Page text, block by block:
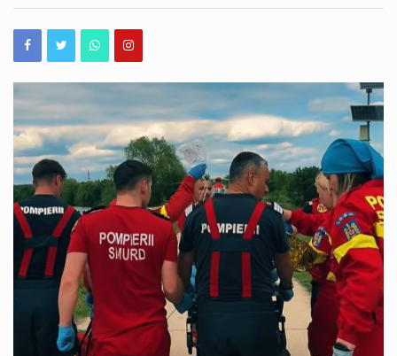
Operațiunea prin care patru barje încărcate cu aproximativ 5.000 de tone de piatră urmau să fie scufundate în Dunăre, în zona Izvoarele, pentru a contribui la creșterea debitului către Cernavodă, a fost amânată. Intervenția era programată pentru miercuri, în jurul orei 14:00, însă autoritățile au decis să o amâne după mai multe ședințe în care au fost analizate atât aspectele tehnice, cât și cele legate de siguranța operațiunii. Cele patru barje ar urma să fie amplasate două câte două, la un unghi de 105 grade, la aproximativ 70 de metri de malul stâng al Dunării, cu circa un kilometru înainte…
Noile trenuri electrice PESA urmează să intre în circulație și pe rute care leagă Capitala de Constanța, după ce, potrivit reprezentanților USR, situația care a ținut aceste rame garate timp de mai multe luni a fost deblocată. Primele trenuri electrice moderne vor circula pe ruta București Nord – Fetești – Constanța, iar începând de săptămâna viitoare este anunțată și introducerea primei rame electrice interregionale pe ruta Galați – Constanța. Potrivit informațiilor transmise, demersurile pentru deblocarea situației au fost susținute de ministrul Transporturilor, Radu Miruță, și de secretarul de stat în Ministerul Transporturilor, Horațiu Cosma. Noile rame electrice PESA sunt proiectate…